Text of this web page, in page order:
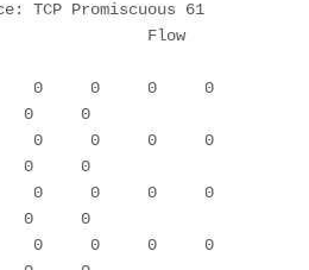
TCP Promiscuous 61
Flow
0     0
0     0
0     0